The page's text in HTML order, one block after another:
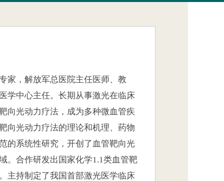
家，解放军总医院主任医师、教
学中心主任。长期从事激光在临床
向光动力疗法，成为多种微血管疾
向光动力疗法的理论和机理、药物
的系统性研究，开创了血管靶向光
。合作研发出国家化学1.1类血管靶
持制定了我国首部激光医学临床